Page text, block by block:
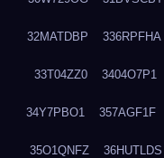
32MATDBP 336RPFHA
33T04ZZ0 3404O7P1
34Y7PBO1 357AGF1F
35O1QNFZ 36HUTLDS